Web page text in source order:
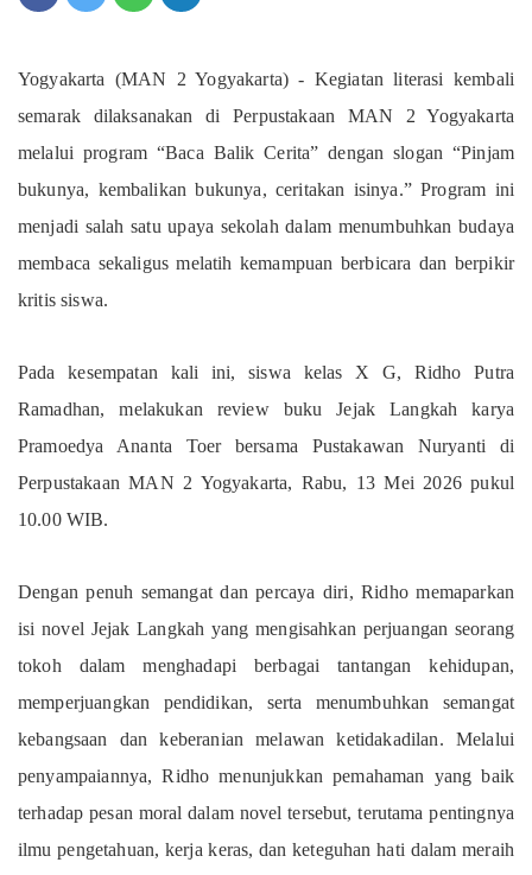
Yogyakarta (MAN 2 Yogyakarta) - Kegiatan literasi kembali
semarak dilaksanakan di Perpustakaan MAN 2 Yogyakarta
melalui program “Baca Balik Cerita” dengan slogan “Pinjam
bukunya, kembalikan bukunya, ceritakan isinya.” Program ini
menjadi salah satu upaya sekolah dalam menumbuhkan budaya
membaca sekaligus melatih kemampuan berbicara dan berpikir
kritis siswa.
Pada kesempatan kali ini, siswa kelas X G, Ridho Putra
Ramadhan, melakukan review buku Jejak Langkah karya
Pramoedya Ananta Toer bersama Pustakawan Nuryanti di
Perpustakaan MAN 2 Yogyakarta, Rabu, 13 Mei 2026 pukul
10.00 WIB.
Dengan penuh semangat dan percaya diri, Ridho memaparkan
isi novel Jejak Langkah yang mengisahkan perjuangan seorang
tokoh dalam menghadapi berbagai tantangan kehidupan,
memperjuangkan pendidikan, serta menumbuhkan semangat
kebangsaan dan keberanian melawan ketidakadilan. Melalui
penyampaiannya, Ridho menunjukkan pemahaman yang baik
terhadap pesan moral dalam novel tersebut, terutama pentingnya
ilmu pengetahuan, kerja keras, dan keteguhan hati dalam meraih